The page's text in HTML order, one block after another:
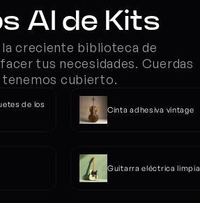
AI de Kits
creciente biblioteca de
tus necesidades. Cuerdas
cubierto.
de los
Cinta adhesiva vintage
Guitarra eléctrica limpia